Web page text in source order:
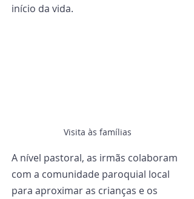
início da vida.
Visita às famílias
A nível pastoral, as irmãs colaboram
com a comunidade paroquial local
para aproximar as crianças e os